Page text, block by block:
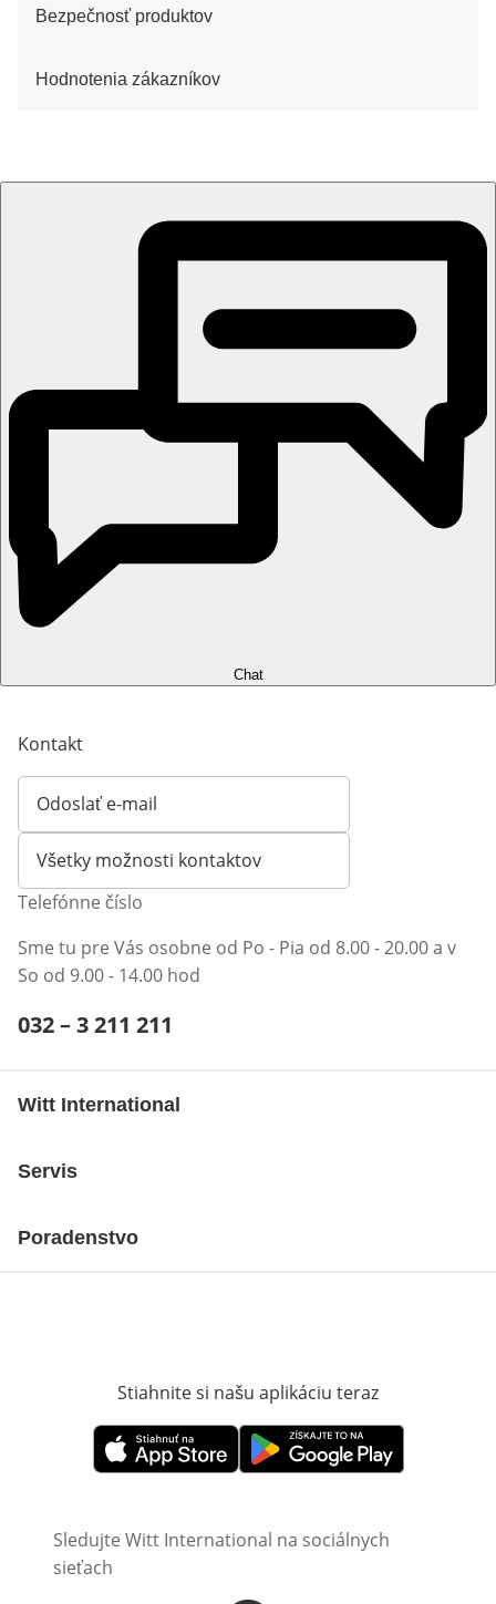
Bezpečnosť produktov
Hodnotenia zákazníkov
Chat
Kontakt
Odoslať e-mail
Otvorí e-mailového klienta
Všetky možnosti kontaktov
Telefónne číslo
Sme tu pre Vás osobne od Po - Pia od 8.00 - 20.00 a v
So od 9.00 - 14.00 hod
Telefónne číslo:
032 – 3 211 211
Witt International
Servis
Poradenstvo
Stiahnite si našu aplikáciu teraz
Otvorí sa vnovom okneOtvorí sa vnovom okne
Sledujte Witt International na sociálnych
sieťach